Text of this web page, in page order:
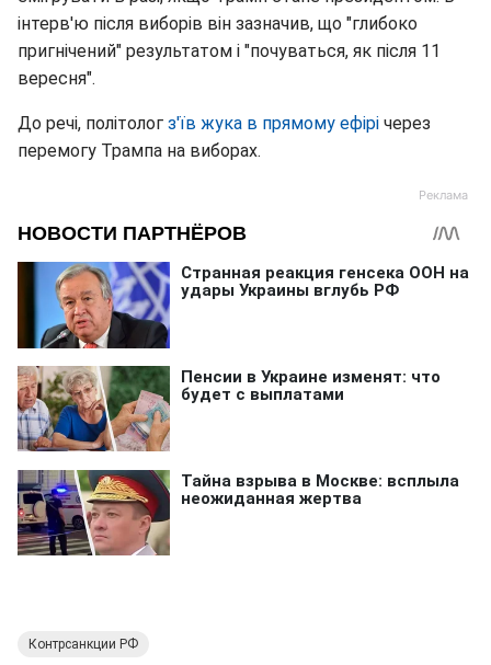
інтерв'ю після виборів він зазначив, що "глибоко
пригнічений" результатом і "почуваться, як після 11
вересня".
До речі, політолог з'їв жука в прямому ефірі через
перемогу Трампа на виборах.
Контрсанкции РФ